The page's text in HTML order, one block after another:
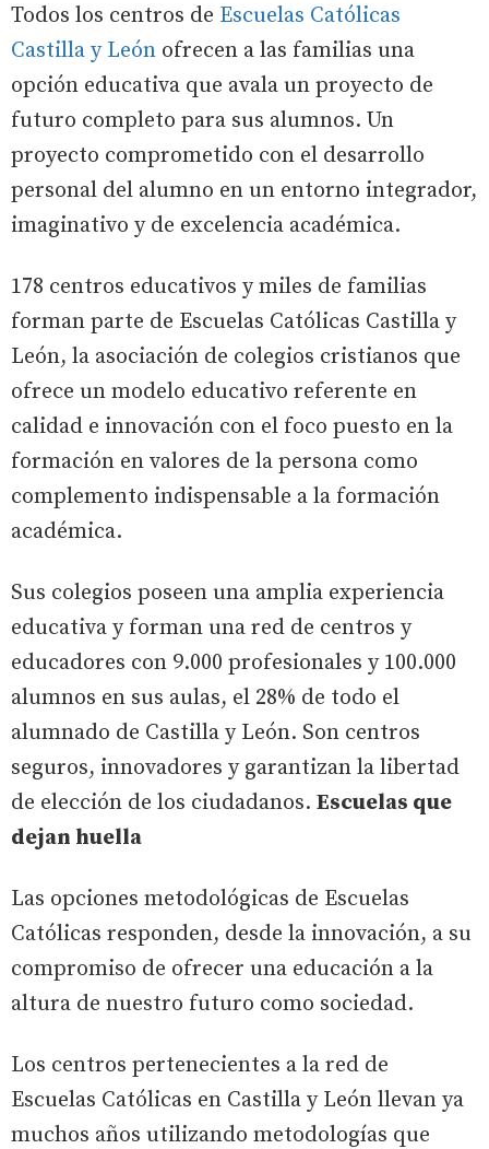
Todos los centros de Escuelas Católicas
Castilla y León ofrecen a las familias una
opción educativa que avala un proyecto de
futuro completo para sus alumnos. Un
proyecto comprometido con el desarrollo
personal del alumno en un entorno integrador,
imaginativo y de excelencia académica.
178 centros educativos y miles de familias
forman parte de Escuelas Católicas Castilla y
León, la asociación de colegios cristianos que
ofrece un modelo educativo referente en
calidad e innovación con el foco puesto en la
formación en valores de la persona como
complemento indispensable a la formación
académica.
Sus colegios poseen una amplia experiencia
educativa y forman una red de centros y
educadores con 9.000 profesionales y 100.000
alumnos en sus aulas, el 28% de todo el
alumnado de Castilla y León. Son centros
seguros, innovadores y garantizan la libertad
de elección de los ciudadanos. Escuelas que
dejan huella
Las opciones metodológicas de Escuelas
Católicas responden, desde la innovación, a su
compromiso de ofrecer una educación a la
altura de nuestro futuro como sociedad.
Los centros pertenecientes a la red de
Escuelas Católicas en Castilla y León llevan ya
muchos años utilizando metodologías que